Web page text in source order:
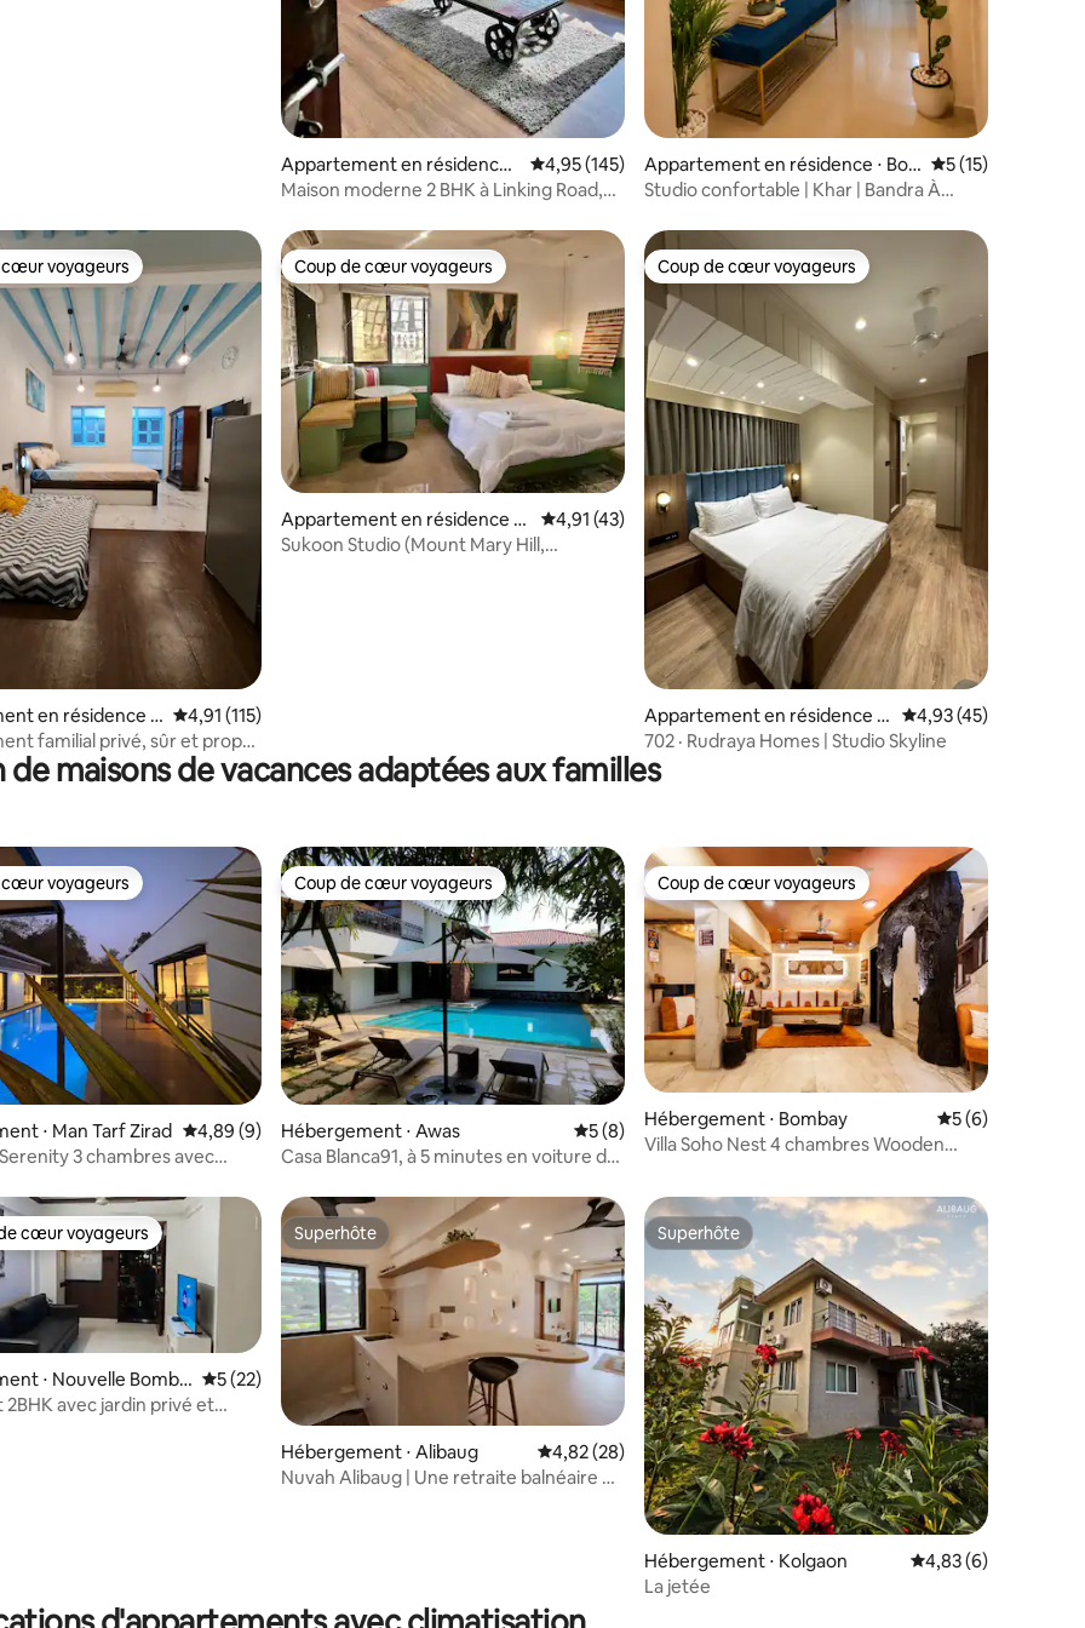
Appartement en résidence ⋅
Bombay
Évaluation moyenne sur la base de 145 commentaires : 4,95 sur 5
4,95 (145)
Maison moderne 2 BHK à Linking Road,
Appartement en résidence ⋅ Bo
mbay
Évaluation
5 (15)
Studio confortable | Khar | Bandra À
la base de 27 commentaires : 4,89 sur 5
cœur voyageurs
voyageurs
en résidence ⋅
Évaluation moyenne sur la base de 115 commentaires : 4,91 sur 5
4,91 (115)
familial privé, sûr et propre
Coup de cœur voyageurs
Coup de cœur voyageurs
Appartement en résidence ⋅
Bombay
Évaluation moyenne sur la base de 43 commentaires : 4,91 sur 5
4,91 (43)
Sukoon Studio (Mount Mary Hill,
Coup de cœur voyageurs
Coup de cœur voyageurs
Appartement en résidence ⋅
Bombay
Évaluation moyenne
4,93 (45)
702 · Rudraya Homes | Studio Skyline
de maisons de vacances adaptées aux familles
la base de 92 commentaires : 4,82 sur 5
cœur voyageurs
voyageurs
⋅ Man Tarf Zirad Évaluation moyenne sur la base de 9 commentaires : 4,89 sur 5
4,89 (9)
3 chambres avec
Coup de cœur voyageurs
Coup de cœur voyageurs
Hébergement ⋅ Awas Évaluation moyenne sur la base de 8 commentaires : 5 sur 5
5 (8)
Casa Blanca91, à 5 minutes en voiture de
Coup de cœur voyageurs
Coup de cœur voyageurs
Hébergement ⋅ Bombay Évaluation
5 (6)
Villa Soho Nest 4 chambres Wooden
la base de 64 commentaires : 4,73 sur 5
cœur voyageurs les plus appréciés
cœur voyageurs
⋅ Nouvelle Bomba
Évaluation moyenne sur la base de 22 commentaires : 5 sur 5
5 (22)
avec jardin privé et
Superhôte
Superhôte
Hébergement ⋅ Alibaug Évaluation moyenne sur la base de 28 commentaires : 4,82 sur 5
4,82 (28)
Nuvah Alibaug | Une retraite balnéaire de
Superhôte
Superhôte
Hébergement ⋅ Kolgaon Évaluation moyenne
4,83 (6)
La jetée